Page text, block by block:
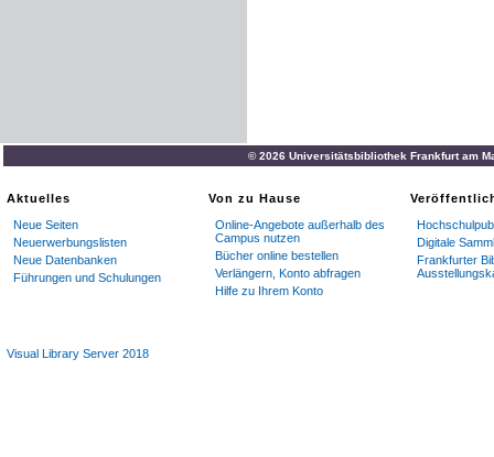
© 2026 Universitätsbibliothek Frankfurt am
Aktuelles
Neue Seiten
Neuerwerbungslisten
Neue Datenbanken
Führungen und Schulungen
Von zu Hause
Online-Angebote außerhalb des
Campus nutzen
Bücher online bestellen
Verlängern, Konto abfragen
Hilfe zu Ihrem Konto
Digitale
Frankfurter
Visual Library Server 2018